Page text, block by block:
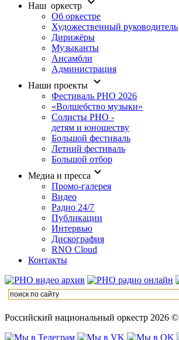
Наш оркестр
Об оркестре
Художественный руководитель
Дирижёры
Музыканты
Ансамбли
Администрация
Наши проекты
Фестиваль РНО 2026
«Волшебство музыки»
Солисты РНО -
детям и юношеству
Большой фестиваль
Летний фестиваль
Большой отбор
Медиа и пресса
Промо-галерея
Видео
Радио 24/7
Публикации
Интервью
Дискография
RNO Cloud
Контакты
Российский национальный оркестр 2026 ©